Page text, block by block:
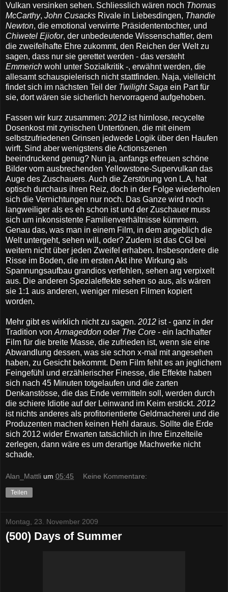
Vulkan versinken sehen. Schliesslich wären noch Thomas
McCarthy, John Cusacks Rivale in Liebesdingen, Thandie
Newton, die emotional verwirrte Präsidententochter, und
Chiwetel Ejiofor, der unbedeutende Wissenschaftler, dem
die zweifelhafte Ehre zukommt, den Reichen der Welt zu
sagen, dass nur sie gerettet werden - das versteht
Emmerich wohl unter Sozialkritik -, erwähnt werden, die
allesamt schauspielerisch nicht stattfinden. Naja, vielleicht
findet sich im nächsten Teil der Twilight Saga ein Part für
sie, dort wären sie sicherlich hervorragend aufgehoben.
Fassen wir kurz zusammen: 2012 ist hirnlose, recycelte
Dosenkost mit zynischen Untertönen, die mit einem
selbstzufriedenen Grinsen jedwede Logik über den Haufen
wirft. Sind aber wenigstens die Actionszenen
beeindruckend genug? Nun ja, anfangs erfreuen schöne
Bilder vom ausbrechenden Yellowstone-Supervulkan das
Auge des Zuschauers. Auch die Zerstörung von L.A. hat
optisch durchaus ihren Reiz, doch in der Folge wiederholen
sich die Vernichtungen nur noch. Das Ganze wird noch
langweiliger als es eh schon ist und der Zuschauer muss
sich um inkonsistente Familienverhältnisse kümmern.
Genau das, was man in einem Film, in dem angeblich die
Welt untergeht, sehen will, oder? Zudem ist das CGI bei
weitem nicht über jeden Zweifel erhaben. Insbesondere die
Risse im Boden, die im ersten Akt ihre Wirkung als
Spannungsaufbau grandios verfehlen, sehen arg verpixelt
aus. Die anderen Spezialeffekte sehen so aus, als wären
sie 1:1 aus anderen, weniger miesen Filmen kopiert
worden.
Mehr gibt es wirklich nicht zu sagen. 2012 ist - ganz in der
Tradition von Armageddon oder The Core - ein lachhafter
Film für die breite Masse, die zufrieden ist, wenn sie eine
Abwandlung dessen, was sie schon x-mal mit angesehen
haben, zu Gesicht bekommt. Dem Film fehlt es an jeglichem
Feingefühl und erzählerischer Finesse, die Effekte haben
sich nach 45 Minuten totgelaufen und die zarten
Denkanstösse, die das Ende vermitteln soll, werden durch
die schiere Idiotie auf der Leinwand im Keim erstickt. 2012
ist nichts anderes als profitorientierte Geldmacherei und die
Produzenten machen keinen Hehl daraus. Sollte die Erde
sich 2012 wider Erwarten tatsächlich in ihre Einzelteile
zerlegen, dann wäre es um derartige Machwerke nicht
schade.
Alan_Mattli um 05:45 Keine Kommentare:
Teilen
Montag, 23. November 2009
(500) Days of Summer